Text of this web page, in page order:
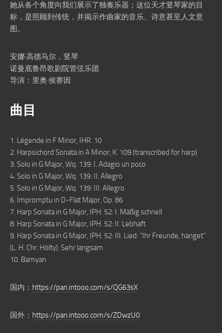
她从各个角度向我们展示了独奏乐器；这位天才竖琴家的目
标，是照顾到传统，并揭示作曲家的音乐、诗意甚至人文意
图。
安娜·高德马尔，竖琴
诺曼底鲁昂歌剧院管弦乐团
导演：里奥·侯赛因
曲目
1. Légende in F Minor, IHR. 10
2. Harpsichord Sonata in A Minor, K. 109 (transcribed for harp)
3. Solo in G Major, Wq. 139: I. Adagio un poco
4. Solo in G Major, Wq. 139: II. Allegro
5. Solo in G Major, Wq. 139: III. Allegro
6. Impromptu in D-Flat Major, Op. 86
7. Harp Sonata in G Major, IPH. 52: I. Mäßig schnell
8. Harp Sonata in G Major, IPH. 52: II. Lebhaft
9. Harp Sonata in G Major, IPH. 52: III. Lied: “Ihr Freunde, hänget”
(L. H. Chr. Hölty). Sehr langsam
10. Bamyan
国内： https://pan.intooo.com/s/QG63sX
国外： https://pan.intooo.com/s/ZDwzU0